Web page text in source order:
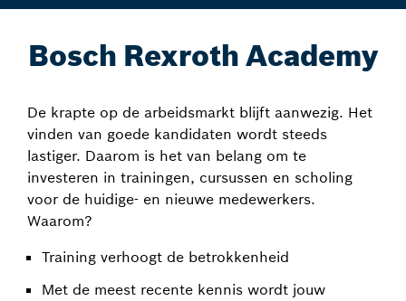
Bosch Rexroth Academy
De krapte op de arbeidsmarkt blijft aanwezig. Het
vinden van goede kandidaten wordt steeds
lastiger. Daarom is het van belang om te
investeren in trainingen, cursussen en scholing
voor de huidige- en nieuwe medewerkers.
Waarom?
Training verhoogt de betrokkenheid
Met de meest recente kennis wordt jouw